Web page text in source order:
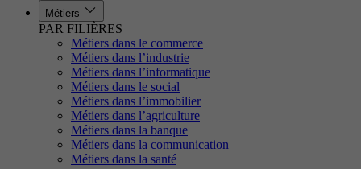
Métiers
PAR FILIÈRES
Métiers dans le commerce
Métiers dans l’industrie
Métiers dans l’informatique
Métiers dans le social
Métiers dans l’immobilier
Métiers dans l’agriculture
Métiers dans la banque
Métiers dans la communication
Métiers dans la santé